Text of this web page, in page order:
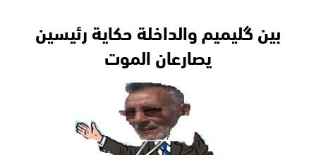
بين گليميم والداخلة حكاية رئيسين
يصارعان الموت